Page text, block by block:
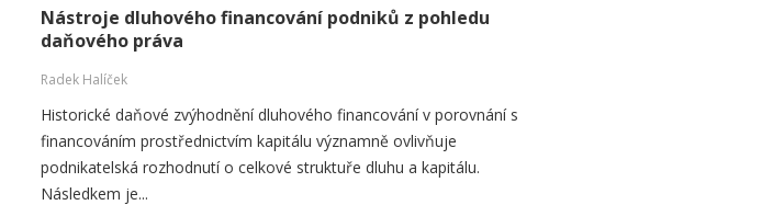
Nástroje dluhového financování podniků z pohledu
daňového práva
Radek Halíček
Historické daňové zvýhodnění dluhového financování v porovnání s
financováním prostřednictvím kapitálu významně ovlivňuje
podnikatelská rozhodnutí o celkové struktuře dluhu a kapitálu.
Následkem je...